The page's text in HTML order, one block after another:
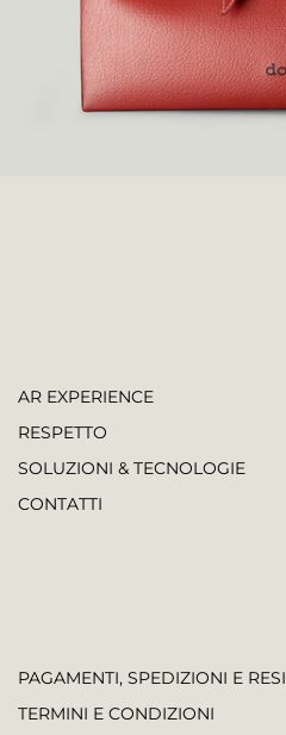
AR EXPERIENCE
RESPETTO
SOLUZIONI & TECNOLOGIE
CONTATTI
PAGAMENTI, SPEDIZIONI E RESI
TERMINI E CONDIZIONI